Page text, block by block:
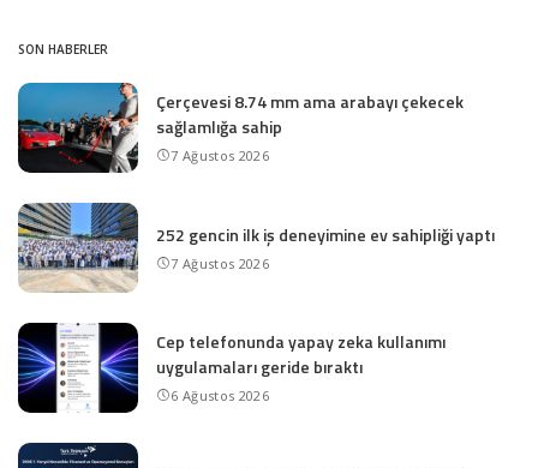
SON HABERLER
Çerçevesi 8.74 mm ama arabayı çekecek
sağlamlığa sahip
7 Ağustos 2026
252 gencin ilk iş deneyimine ev sahipliği yaptı
7 Ağustos 2026
Cep telefonunda yapay zeka kullanımı
uygulamaları geride bıraktı
6 Ağustos 2026